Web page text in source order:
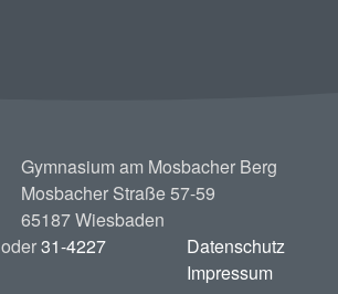
Gymnasium am Mosbacher Berg
Mosbacher Straße 57-59
65187 Wiesbaden
oder31-4227
Datenschutz
Impressum